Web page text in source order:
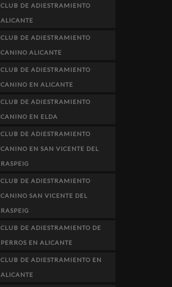
CLUB DE ADIESTRAMIENTO
ALICANTE
CLUB DE ADIESTRAMIENTO
CANINO ALICANTE
CLUB DE ADIESTRAMIENTO
CANINO EN ALICANTE
CLUB DE ADIESTRAMIENTO
CANINO EN ELDA
CLUB DE ADIESTRAMIENTO
CANINO EN SAN VICENTE DEL
RASPEIG
CLUB DE ADIESTRAMIENTO
CANINO SAN VICENTE DEL
RASPEIG
CLUB DE ADIESTRAMIENTO DE
PERROS EN ALICANTE
CLUB DE ADIESTRAMIENTO EN
ALICANTE